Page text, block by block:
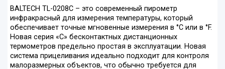
BALTECH TL-0208C – это современный пирометр
инфракрасный для измерения температуры, который
обеспечивает точные мгновенные измерения в °С или в °F.
Новая серия «С» бесконтактных дистанционных
термометров предельно простая в эксплуатации. Новая
система прицеливания идеально подходит для контроля
малоразмерных объектов, что обычно требуется для